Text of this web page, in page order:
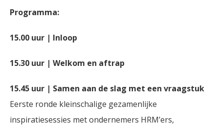
Programma:
15.00 uur | Inloop
15.30 uur | Welkom en aftrap
15.45 uur | Samen aan de slag met een vraagstuk
Eerste ronde kleinschalige gezamenlijke
inspiratiesessies met ondernemers HRM’ers,